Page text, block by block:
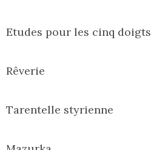
Etudes pour les cinq doigts
Rêverie
Tarentelle styrienne